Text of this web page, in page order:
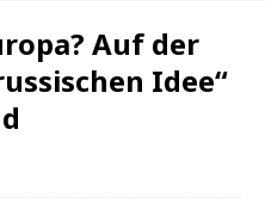
Auf der
Idee“